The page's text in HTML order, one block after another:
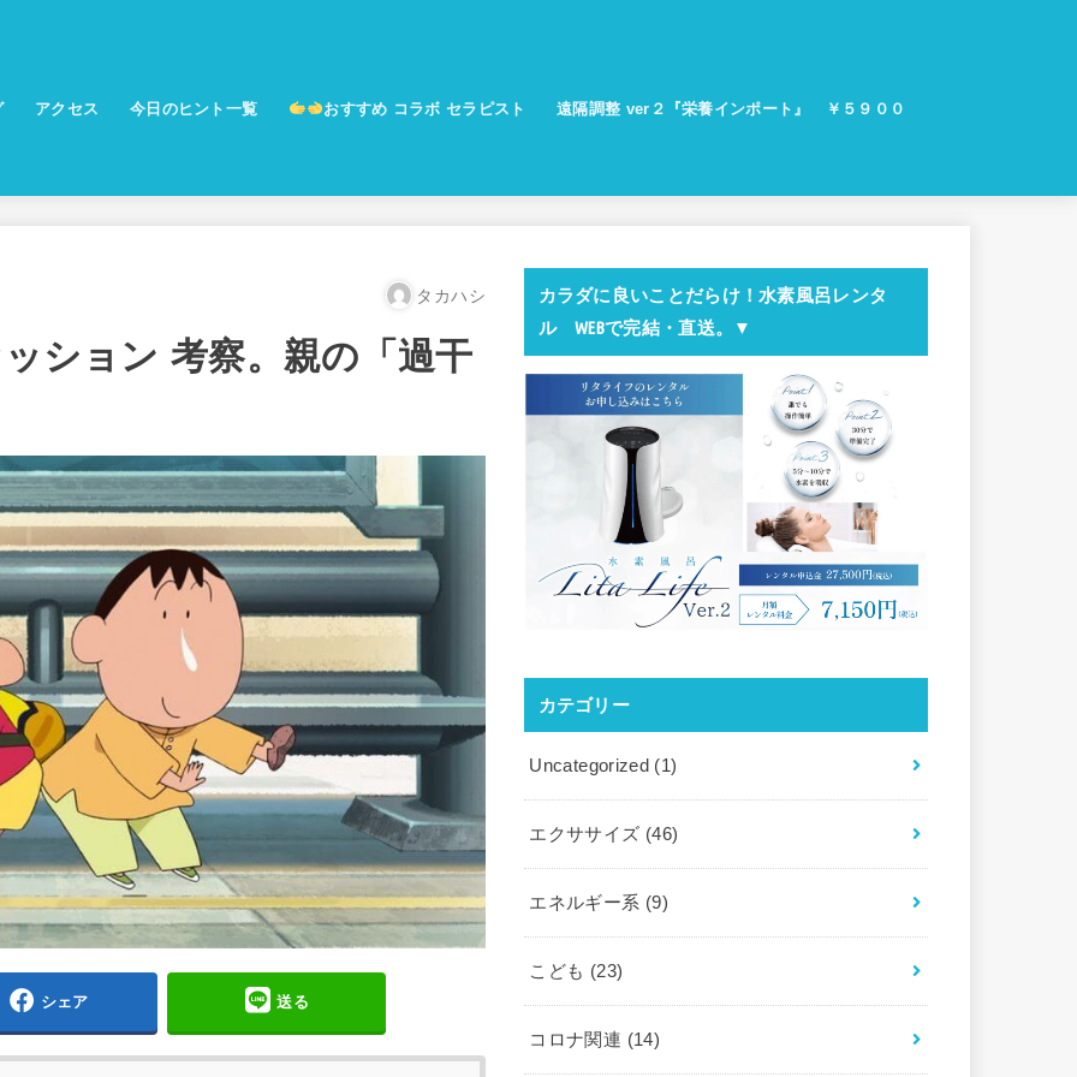
アクセス 今日のヒント一覧 おすすめ コラボ セラピスト 遠隔調整 ver２『栄養インポート』 ￥５９００
タカハシ
ション 考察。親の「過干
シェア 送る
カラダに良いことだらけ！水素風呂レンタ
ル WEBで完結・直送。▼
カテゴリー
Uncategorized (1)
エクササイズ (46)
エネルギー系 (9)
こども (23)
コロナ関連 (14)